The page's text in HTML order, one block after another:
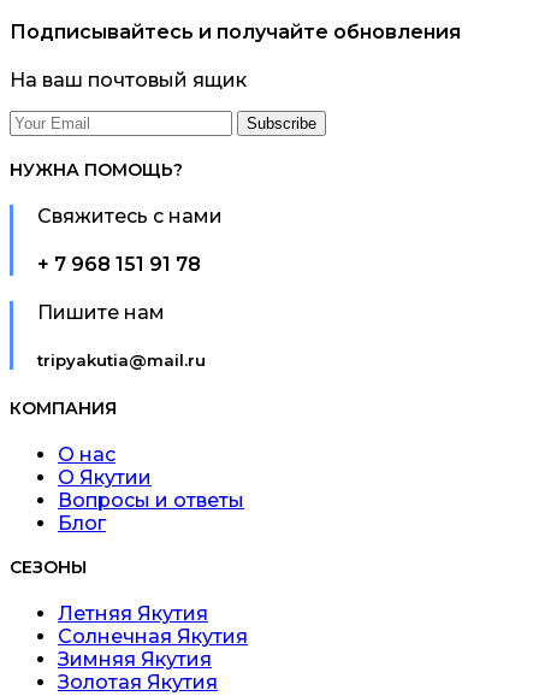
Подписывайтесь и получайте обновления
На ваш почтовый ящик
НУЖНА ПОМОЩЬ?
Свяжитесь с нами
+ 7 968 151 91 78
Пишите нам
tripyakutia@mail.ru
КОМПАНИЯ
О нас
О Якутии
Вопросы и ответы
Блог
СЕЗОНЫ
Летняя Якутия
Солнечная Якутия
Зимняя Якутия
Золотая Якутия